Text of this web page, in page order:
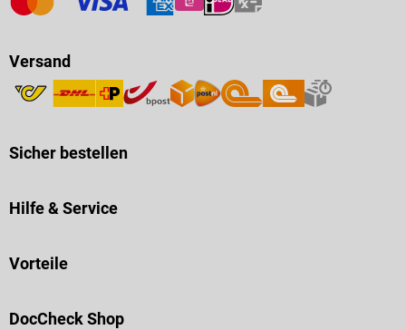
Versand
Sicher bestellen
Hilfe & Service
Vorteile
DocCheck Shop